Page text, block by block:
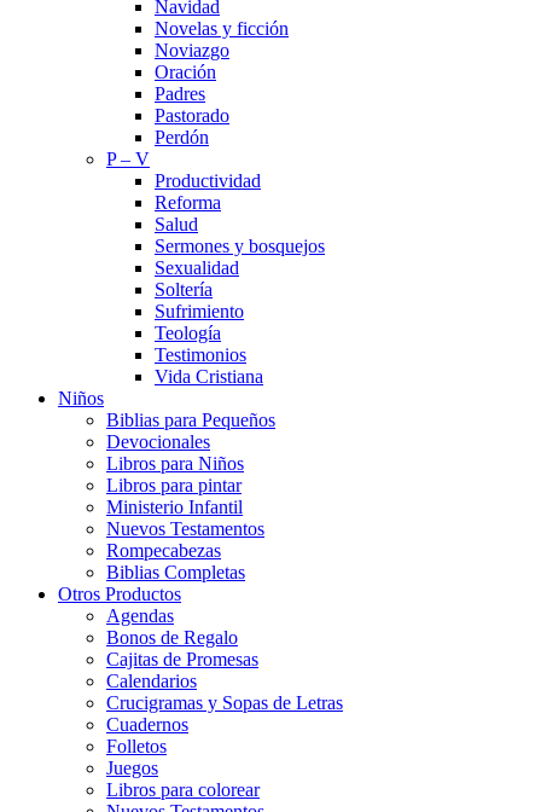
Navidad
Novelas y ficción
Noviazgo
Oración
Padres
Pastorado
Perdón
P – V
Productividad
Reforma
Salud
Sermones y bosquejos
Sexualidad
Soltería
Sufrimiento
Teología
Testimonios
Vida Cristiana
Niños
Biblias para Pequeños
Devocionales
Libros para Niños
Libros para pintar
Ministerio Infantil
Nuevos Testamentos
Rompecabezas
Biblias Completas
Otros Productos
Agendas
Bonos de Regalo
Cajitas de Promesas
Calendarios
Crucigramas y Sopas de Letras
Cuadernos
Folletos
Juegos
Libros para colorear